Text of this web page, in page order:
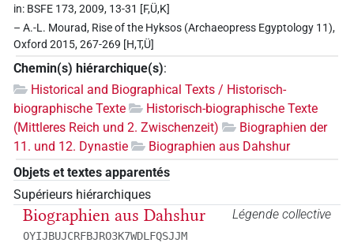
in: BSFE 173, 2009, 13-31 [F,Ü,K]
– A.-L. Mourad, Rise of the Hyksos (Archaeopress Egyptology 11),
Oxford 2015, 267-269 [H,T,Ü]
Chemin(s) hiérarchique(s):
Historical and Biographical Texts / Historisch-
biographische Texte
Historisch-biographische Texte
(Mittleres Reich und 2. Zwischenzeit)
Biographien der
11. und 12. Dynastie
Biographien aus Dahshur
Objets et textes apparentés
Supérieurs hiérarchiques
Légende collective
Biographien aus Dahshur
OYIJBUJCRFBJRO3K7WDLFQSJJM